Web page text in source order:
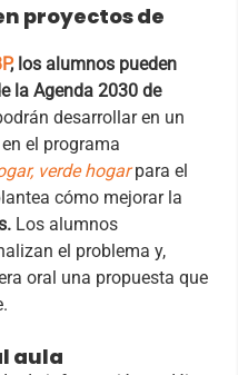
proyectos de
, los alumnos pueden
la Agenda 2030 de
desarrollar en un
el programa
verde hogarpara el
cómo mejorar la
Los alumnos
el problema y,
oral una propuesta que
aula